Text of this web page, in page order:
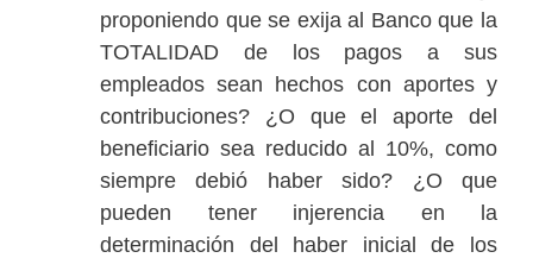
proponiendo que se exija al Banco que la
TOTALIDAD de los pagos a sus
empleados sean hechos con aportes y
contribuciones? ¿O que el aporte del
beneficiario sea reducido al 10%, como
siempre debió haber sido? ¿O que
pueden tener injerencia en la
determinación del haber inicial de los